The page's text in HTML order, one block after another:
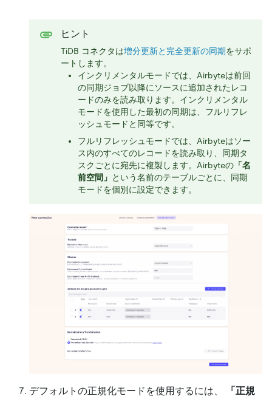
ヒント
TiDB コネクタは増分更新と完全更新の同期をサポ
ートします。
インクリメンタルモードでは、Airbyteは前回
の同期ジョブ以降にソースに追加されたレコ
ードのみを読み取ります。インクリメンタル
モードを使用した最初の同期は、フルリフレ
ッシュモードと同等です。
フルリフレッシュモードでは、Airbyteはソー
ス内のすべてのレコードを読み取り、同期タ
スクごとに宛先に複製します。Airbyteの 「名
前空間」 という名前のテーブルごとに、同期
モードを個別に設定できます。
デフォルトの正規化モードを使用するには、
「正規